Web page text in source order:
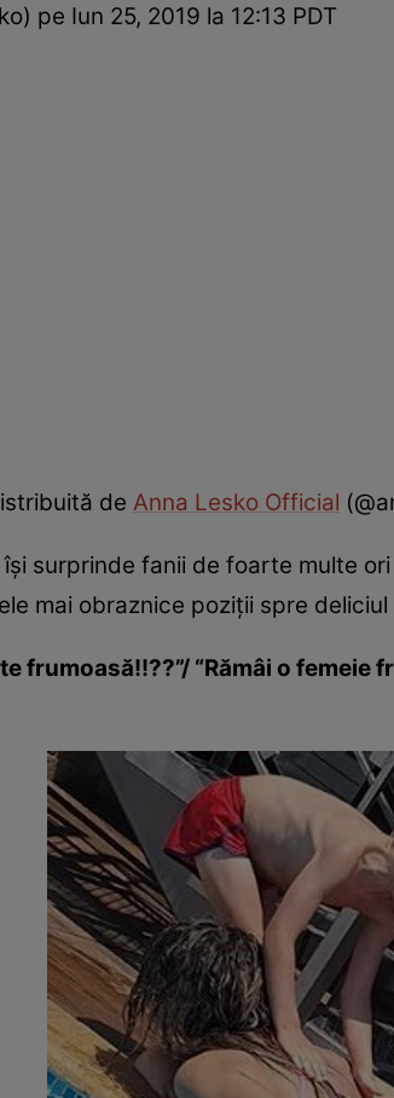
pe Iun 25, 2019 la 12:13 PDT
de Anna Lesko Official
surprinde fanii de foarte multe
mai obraznice poziţii spre
frumoasă!!??”/ “Rămâi o femeie